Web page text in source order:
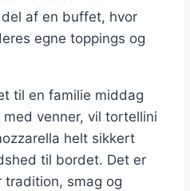
af en buffet, hvor
egne toppings og
til en familie middag
venner, vil tortellini
helt sikkert
til bordet. Det er
tradition, smag og